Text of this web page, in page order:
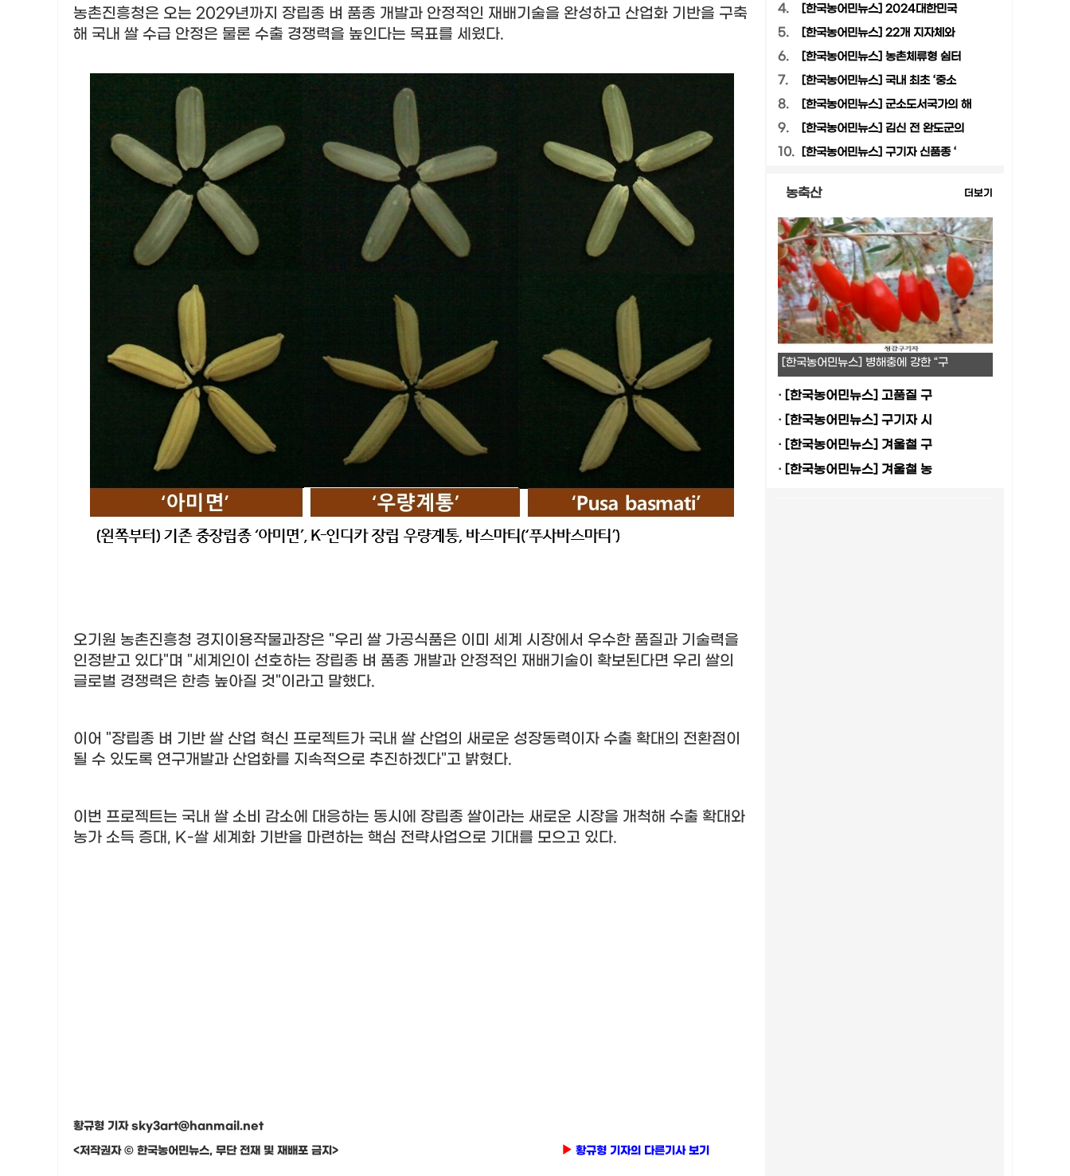
농촌진흥청은 오는 2029년까지 장립종 벼 품종 개발과 안정적인 재배기술을 완성하고 산업화 기반을 구축
해 국내 쌀 수급 안정은 물론 수출 경쟁력을 높인다는 목표를 세웠다.
오기원 농촌진흥청 경지이용작물과장은 "우리 쌀 가공식품은 이미 세계 시장에서 우수한 품질과 기술력을
인정받고 있다"며 "세계인이 선호하는 장립종 벼 품종 개발과 안정적인 재배기술이 확보된다면 우리 쌀의
글로벌 경쟁력은 한층 높아질 것"이라고 말했다.
이어 "장립종 벼 기반 쌀 산업 혁신 프로젝트가 국내 쌀 산업의 새로운 성장동력이자 수출 확대의 전환점이
될 수 있도록 연구개발과 산업화를 지속적으로 추진하겠다"고 밝혔다.
이번 프로젝트는 국내 쌀 소비 감소에 대응하는 동시에 장립종 쌀이라는 새로운 시장을 개척해 수출 확대와
농가 소득 증대, K-쌀 세계화 기반을 마련하는 핵심 전략사업으로 기대를 모으고 있다.
황규형 기자 sky3art@hanmail.net
<저작권자 © 한국농어민뉴스, 무단 전재 및 재배포 금지>
황규형 기자의 다른기사 보기
4. [한국농어민뉴스] 2024대한민국
5. [한국농어민뉴스] 22개 지자체와
6. [한국농어민뉴스] 농촌체류형 쉼터
7. [한국농어민뉴스] 국내 최초 ‘중소
8. [한국농어민뉴스] 군소도서국가의 해
9. [한국농어민뉴스] 김신 전 완도군의
10. [한국농어민뉴스] 구기자 신품종 ‘
농축산 더보기
[한국농어민뉴스] 병해충에 강한 “구
· [한국농어민뉴스] 고품질 구
· [한국농어민뉴스] 구기자 시
· [한국농어민뉴스] 겨울철 구
· [한국농어민뉴스] 겨울철 농